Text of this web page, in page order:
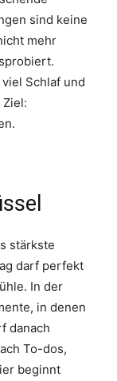
sind keine
mehr
Schlaf und
stärkste
darf perfekt
In der
in denen
danach
To-dos,
beginnt